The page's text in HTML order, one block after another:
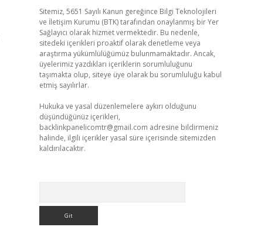
Sitemiz, 5651 Sayılı Kanun gereğince Bilgi Teknolojileri
ve İletişim Kurumu (BTK) tarafından onaylanmış bir Yer
Sağlayıcı olarak hizmet vermektedir. Bu nedenle,
sitedeki içerikleri proaktif olarak denetleme veya
araştırma yükümlülüğümüz bulunmamaktadır. Ancak,
üyelerimiz yazdıkları içeriklerin sorumluluğunu
taşımakta olup, siteye üye olarak bu sorumluluğu kabul
etmiş sayılırlar.
Hukuka ve yasal düzenlemelere aykırı olduğunu
düşündüğünüz içerikleri,
backlinkpanelicomtr@gmail.com adresine bildirmeniz
halinde, ilgili içerikler yasal süre içerisinde sitemizden
kaldırılacaktır.